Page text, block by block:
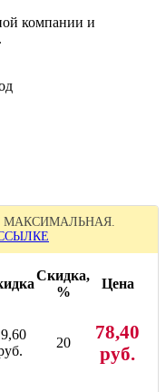
компании и
МАКСИМАЛЬНАЯ.
Скидка,
%
Цена
20
78,40
руб.